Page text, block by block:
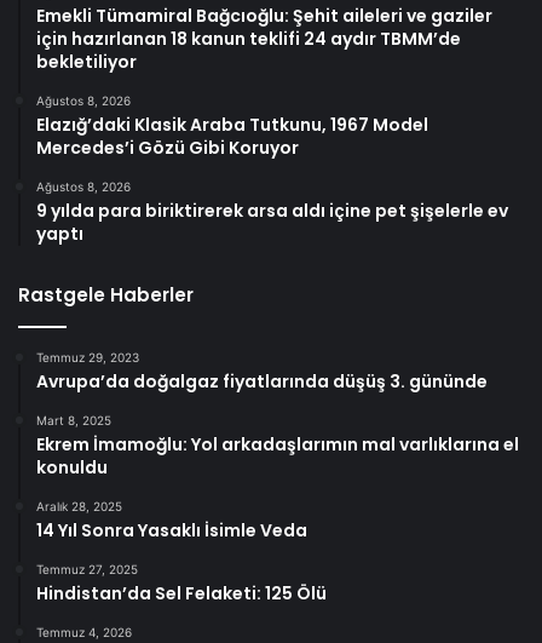
Emekli Tümamiral Bağcıoğlu: Şehit aileleri ve gaziler
için hazırlanan 18 kanun teklifi 24 aydır TBMM’de
bekletiliyor
Ağustos 8, 2026
Elazığ’daki Klasik Araba Tutkunu, 1967 Model
Mercedes’i Gözü Gibi Koruyor
Ağustos 8, 2026
9 yılda para biriktirerek arsa aldı içine pet şişelerle ev
yaptı
Rastgele Haberler
Temmuz 29, 2023
Avrupa’da doğalgaz fiyatlarında düşüş 3. gününde
Mart 8, 2025
Ekrem İmamoğlu: Yol arkadaşlarımın mal varlıklarına el
konuldu
Aralık 28, 2025
14 Yıl Sonra Yasaklı İsimle Veda
Temmuz 27, 2025
Hindistan’da Sel Felaketi: 125 Ölü
Temmuz 4, 2026